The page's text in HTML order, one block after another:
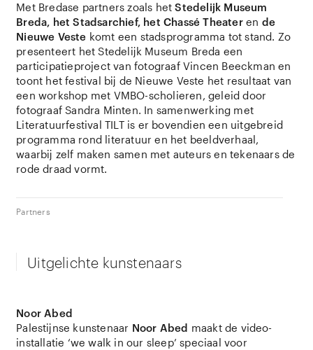
Met Bredase partners zoals hetStedelijk Museum
Breda, het Stadsarchief, het Chassé Theateren de
Nieuwe Veste komt een stadsprogramma tot stand. Zo
presenteert het Stedelijk Museum Breda een
participatieproject van fotograaf Vincen Beeckman en
toont het festival bij de Nieuwe Veste het resultaat van
een workshop met VMBO-scholieren, geleid door
fotograaf Sandra Minten. In samenwerking met
Literatuurfestival TILT is er bovendien een uitgebreid
programma rond literatuur en het beeldverhaal,
waarbij zelf maken samen met auteurs en tekenaars de
rode draad vormt.
Partners
Uitgelichte kunstenaars
Noor Abed
Palestijnse kunstenaar Noor Abed maakt de video-
installatie ‘we walk in our sleep’ speciaal voor